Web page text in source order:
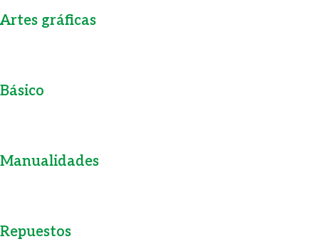
Artes gráficas
Básico
Manualidades
Repuestos